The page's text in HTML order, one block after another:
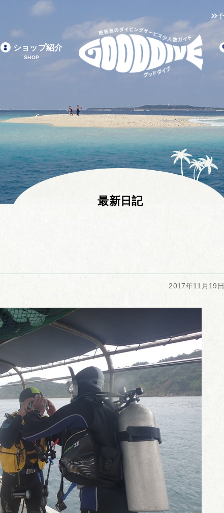
ショップ紹介
SHOP
最新日記
2017年11月19日